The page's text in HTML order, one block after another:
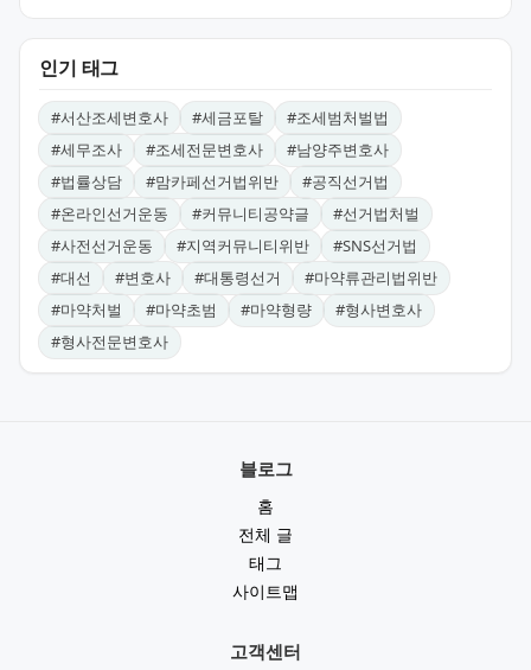
인기 태그
#서산조세변호사 #세금포탈 #조세범처벌법
#세무조사 #조세전문변호사 #남양주변호사
#법률상담 #맘카페선거법위반 #공직선거법
#온라인선거운동 #커뮤니티공약글 #선거법처벌
#사전선거운동 #지역커뮤니티위반 #SNS선거법
#대선 #변호사 #대통령선거 #마약류관리법위반
#마약처벌 #마약초범 #마약형량 #형사변호사
#형사전문변호사
블로그
홈
전체 글
태그
사이트맵
고객센터